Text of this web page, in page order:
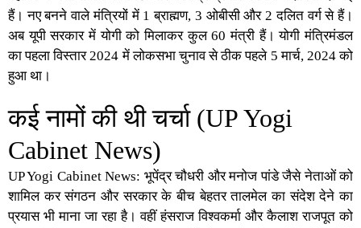
हैं। नए बनने वाले मंत्रियों में 1 ब्राह्मण, 3 ओबीसी और 2 दलित वर्ग से हैं।
अब यूपी सरकार में योगी को मिलाकर कुल 60 मंत्री हैं। योगी मंत्रिमंडल
का पहला विस्तार 2024 में लोकसभा चुनाव से ठीक पहले 5 मार्च, 2024 को
हुआ था।
कई नामों की थी चर्चा (UP Yogi
Cabinet News)
UP Yogi Cabinet News: भूपेंद्र चौधरी और मनोज पांडे जैसे नेताओं को
शामिल कर संगठन और सरकार के बीच बेहतर तालमेल का संदेश देने का
प्रयास भी माना जा रहा है। वहीं हंसराज विश्वकर्मा और कैलाश राजपूत को